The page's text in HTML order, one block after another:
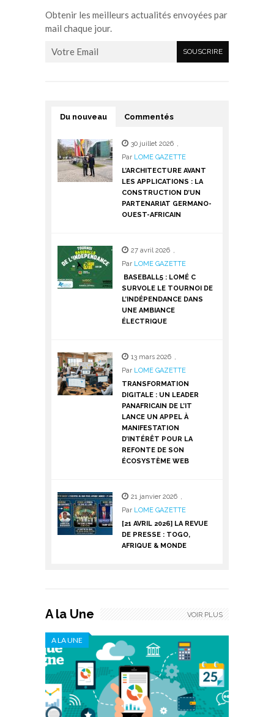
Obtenir les meilleurs actualités envoyées par
mail chaque jour.
Du nouveau Commentés
30 juillet 2026 ,
Par LOME GAZETTE
L’ARCHITECTURE AVANT
LES APPLICATIONS : LA
CONSTRUCTION D’UN
PARTENARIAT GERMANO-
OUEST-AFRICAIN
27 avril 2026 ,
Par LOME GAZETTE
BASEBALL5 : LOMÉ C
SURVOLE LE TOURNOI DE
L’INDÉPENDANCE DANS
UNE AMBIANCE
ÉLECTRIQUE
13 mars 2026 ,
Par LOME GAZETTE
TRANSFORMATION
DIGITALE : UN LEADER
PANAFRICAIN DE L’IT
LANCE UN APPEL À
MANIFESTATION
D’INTÉRÊT POUR LA
REFONTE DE SON
ÉCOSYSTÈME WEB
21 janvier 2026 ,
Par LOME GAZETTE
[21 AVRIL 2026] LA REVUE
DE PRESSE : TOGO,
AFRIQUE & MONDE
A la Une
A LA UNE
VOIR PLUS